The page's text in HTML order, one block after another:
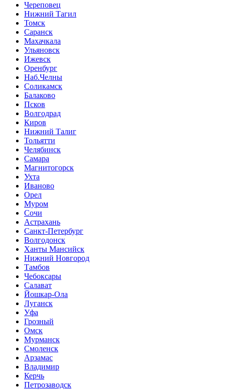
Череповец
Нижний Тагил
Томск
Саранск
Махачкала
Ульяновск
Ижевск
Оренбург
Наб.Челны
Соликамск
Балаково
Псков
Волгодрад
Киров
Нижний Талиг
Тольятти
Челябинск
Самара
Магнитогорск
Ухта
Иваново
Орел
Муром
Сочи
Астрахань
Санкт-Петербург
Волгодонск
Ханты Мансийск
Нижний Новгород
Тамбов
Чебоксары
Салават
Йошкар-Ола
Луганск
Уфа
Грозный
Омск
Мурманск
Смоленск
Арзамас
Владимир
Керчь
Петрозаводск